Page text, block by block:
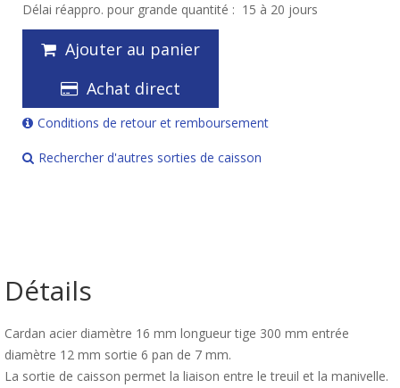
Délai réappro. pour grande quantité : 15 à 20 jours
Ajouter au panier
Achat direct
Conditions de retour et remboursement
Rechercher d'autres sorties de caisson
Détails
Cardan acier diamètre 16 mm longueur tige 300 mm entrée
diamètre 12 mm sortie 6 pan de 7 mm.
La sortie de caisson permet la liaison entre le treuil et la manivelle.